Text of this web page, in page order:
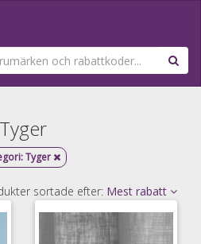
Tyger
Tyger
sortade efter: Mest rabatt